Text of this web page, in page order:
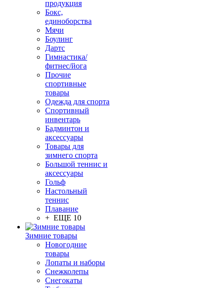
продукция
Бокс,
единоборства
Мячи
Боулинг
Дартс
Гимнастика/
фитнес/йога
Прочие
спортивные
товары
Одежда для спорта
Спортивный
инвентарь
Бадминтон и
аксессуары
Товары для
зимнего спорта
Большой теннис и
аксессуары
Гольф
Настольный
теннис
Плавание
+ ЕЩЕ 10
Зимние товары
Новогодние
товары
Лопаты и наборы
Снежколепы
Снегокаты